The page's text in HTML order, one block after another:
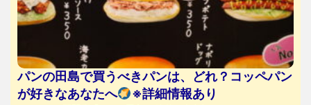
パンの田島で買うべきパンは、どれ？コッペパン
が好きなあなたへ
※詳細情報あり